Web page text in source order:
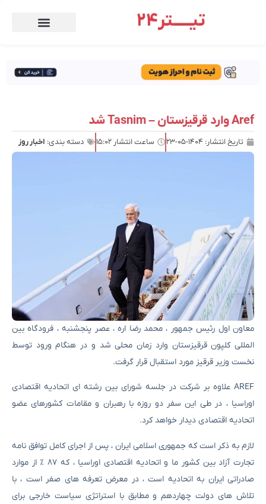
تیـــــتر24
Aref وارد قرقیزستان – Tasnim شد
تاریخ انتشار: ۱۴۰۴-۰۵-۲۳ ساعت انتشار ۱۵:۰۲ دسته بندی: اخبار روز
معاون اول رئیس جمهور ، محمد رضا اره ، عصر پنجشنبه ، فرودگاه بین
المللی کلپون قرقیزستان وارد زمان محلی شد و در هنگام ورود توسط
نخست وزیر قرقیز مورد استقبال قرار گرفت.
AREF علاوه بر شرکت در جلسه شورای بین رشته ای اتحادیه اقتصادی
اوراسیا ، در طی این سفر دو روزه با رهبران و مقامات کشورهای عضو
اتحادیه اقتصادی دیدار خواهد کرد.
لازم به ذکر است که جمهوری اسلامی ایران ، پس از اجرای کامل توافق نامه
تجارت آزاد بین کشور ما و اتحادیه اقتصادی اوراسیا ، که ۸۷ ٪ از موارد
صادراتی ایران به اتحادیه است ، در معرض تعرفه های صفر است ، با
تلاش های دولت چهاردهم و مطابق با استراتژی سیاست خارجی برای